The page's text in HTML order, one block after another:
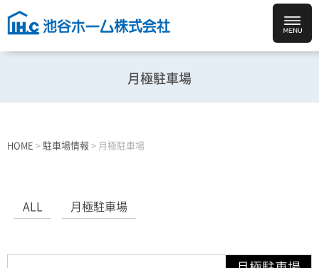
月極駐車場
HOME > 駐車場情報 > 月極駐車場
ALL 月極駐車場